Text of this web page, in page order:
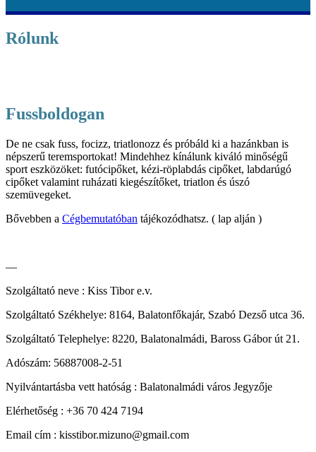
Rólunk
Fussboldogan
De ne csak fuss, focizz, triatlonozz és próbáld ki a hazánkban is
népszerű teremsportokat! Mindehhez kínálunk kiváló minőségű
sport eszközöket: futócipőket, kézi-röplabdás cipőket, labdarúgó
cipőket valamint ruházati kiegészítőket, triatlon és úszó
szemüvegeket.
Bővebben a Cégbemutatóban tájékozódhatsz. ( lap alján )
—
Szolgáltató neve : Kiss Tibor e.v.
Szolgáltató Székhelye: 8164, Balatonfőkajár, Szabó Dezső utca 36.
Szolgáltató Telephelye: 8220, Balatonalmádi, Baross Gábor út 21.
Adószám: 56887008-2-51
Nyilvántartásba vett hatóság : Balatonalmádi város Jegyzője
Elérhetőség : +36 70 424 7194
Email cím : kisstibor.mizuno@gmail.com